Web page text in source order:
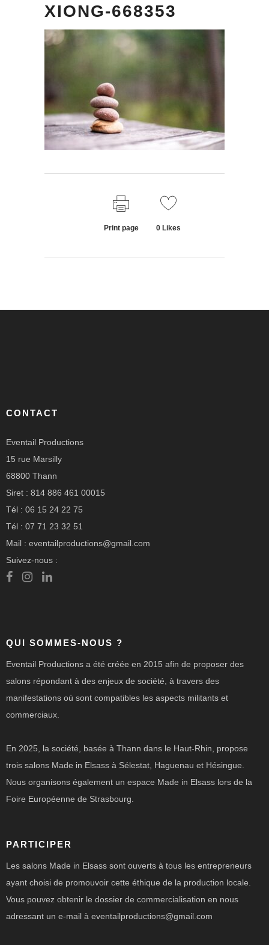
XIONG-668353
Print page 0Likes
CONTACT
Eventail Productions
15 rue Marsilly
68800 Thann
Siret : 814 886 461 00015
Tél : 06 15 24 22 75
Tél : 07 71 23 32 51
Mail : eventailproductions@gmail.com
Suivez-nous :
QUI SOMMES-NOUS ?
Eventail Productions a été créée en 2015 afin de proposer des
salons répondant à des enjeux de société, à travers des
manifestations où sont compatibles les aspects militants et
commerciaux.
En 2025, la société, basée à Thann dans le Haut-Rhin, propose
trois salons Made in Elsass à Sélestat, Haguenau et Hésingue.
Nous organisons également un espace Made in Elsass lors de la
Foire Européenne de Strasbourg.
PARTICIPER
Les salons Made in Elsass sont ouverts à tous les entrepreneurs
ayant choisi de promouvoir cette éthique de la production locale.
Vous pouvez obtenir le dossier de commercialisation en nous
adressant un e-mail à eventailproductions@gmail.com